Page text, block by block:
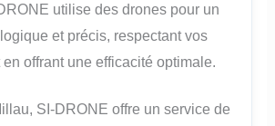
utilise des drones pour un
et précis, respectant vos
offrant une efficacité optimale.
SI-DRONE offre un service de